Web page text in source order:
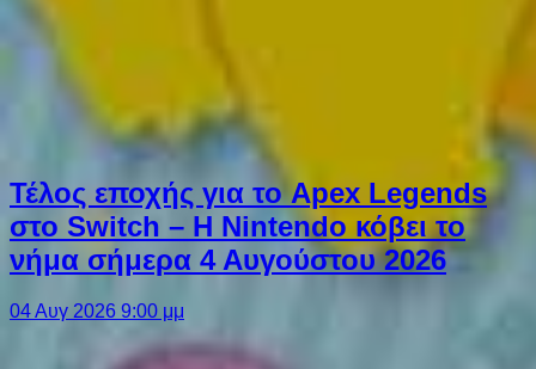
Τέλος εποχής για το Apex Legends
στο Switch – Η Nintendo κόβει το
νήμα σήμερα 4 Αυγούστου 2026
04 Αυγ 2026 9:00 μμ